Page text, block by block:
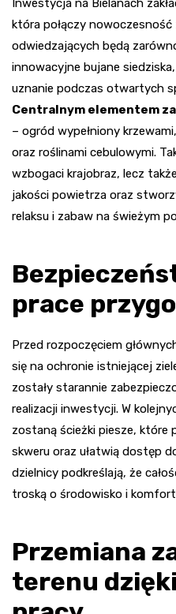
Inwestycja na Bielanach
która połączy
odwiedzających będą
innowacyjne bujane
uznanie podczas otwartych
Centralnym elementem
– ogród wypełniony
oraz roślinami cebulowymi.
wzbogaci krajobraz, lecz
jakości powietrza oraz
relaksu i zabaw na świeżym
prace
Przed rozpoczęciem
się na ochronie istniejącej
zostały starannie
realizacji inwestycji. W
zostaną ścieżki piesze, które
skweru oraz ułatwią dostęp
dzielnicy podkreślają, że
troską o środowisko i
Przemiana
terenu